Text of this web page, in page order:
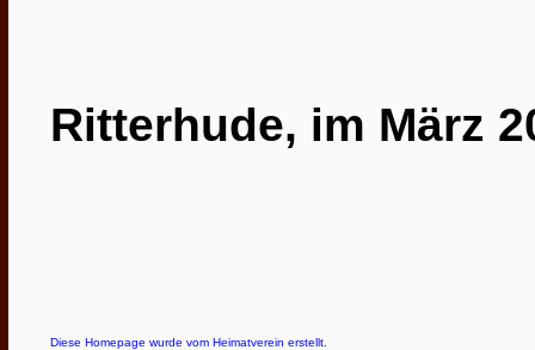
Ritterhude, im März
Diese Homepage wurde vom Heimatverein erstellt.